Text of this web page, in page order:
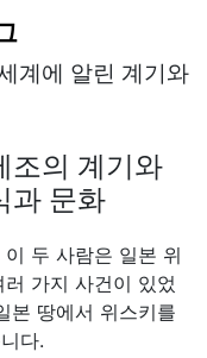
계에 알린 계기와
조의 계기와
과 문화
두 사람은 일본 위
가지 사건이 있었
본 땅에서 위스키를
다.